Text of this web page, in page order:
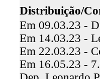
Distribuição/
Em 09.03.23 -
Em 14.03.23 -
Em 22.03.23 -
Em 16.05.23 -